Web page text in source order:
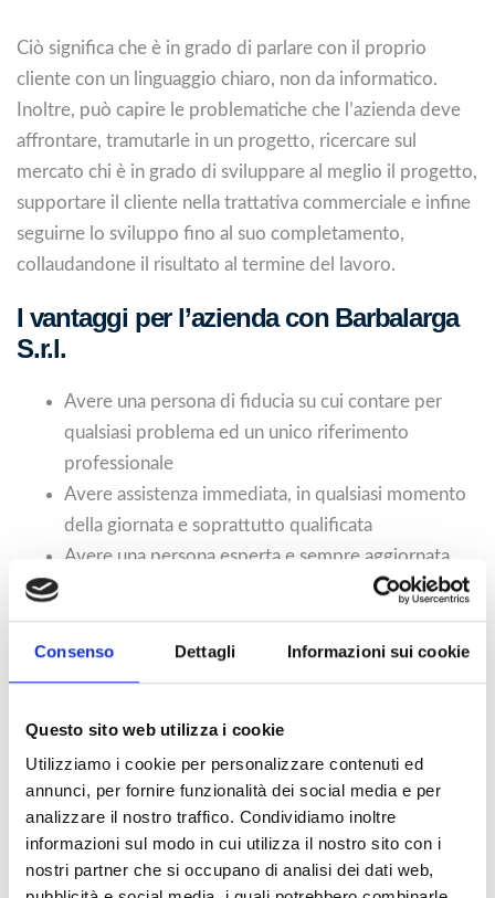
Consenso Dettagli Informazioni sui cookie
Questo sito web utilizza i cookie
Utilizziamo i cookie per personalizzare contenuti ed
annunci, per fornire funzionalità dei social media e per
analizzare il nostro traffico. Condividiamo inoltre
informazioni sul modo in cui utilizza il nostro sito con i
nostri partner che si occupano di analisi dei dati web,
Ciò significa che è in grado di parlare con il proprio
cliente con un linguaggio chiaro, non da informatico.
Inoltre, può capire le problematiche che l’azienda deve
affrontare, tramutarle in un progetto, ricercare sul
mercato chi è in grado di sviluppare al meglio il progetto,
supportare il cliente nella trattativa commerciale e infine
seguirne lo sviluppo fino al suo completamento,
collaudandone il risultato al termine del lavoro.
I vantaggi per l’azienda con Barbalarga
S.r.l.
Avere una persona di fiducia su cui contare per
qualsiasi problema ed un unico riferimento
professionale
Avere assistenza immediata, in qualsiasi momento
della giornata e soprattutto qualificata
Avere una persona esperta e sempre aggiornata,
perché affronta quotidianamente le problematiche
più diverse e per diverse aziende
Avere una persona che conosce bene l’azienda, dal
suo interno, che sa quindi proporre le soluzioni
Non avere stipendi fissi da pagare per risorse
interne, sfruttate pienamente solo in certi periodi
dell’anno